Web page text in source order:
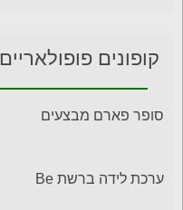
קופונים פופולאריים
סופר פארם מבצעים
ערכת לידה ברשת Be